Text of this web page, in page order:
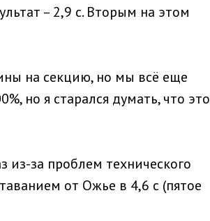
– 2,9 с. Вторым на этом
на секцию, но мы всё еще
но я старался думать, что это
из-за проблем технического
от Ожье в 4,6 с (пятое